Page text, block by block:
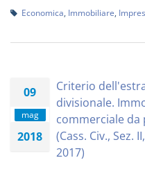
Economica Immobiliare
09
mag
2018
Criterio
divisionale.
commerciale da
(Cass. Civ., Sez.
2017)